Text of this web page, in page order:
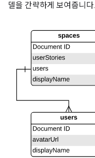
델을 간략하게 보여줍니다.